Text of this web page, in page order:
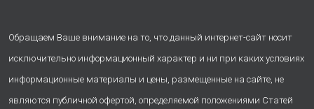
Обращаем Ваше внимание на то, что данный интернет-сайт носит
исключительно информационный характер и ни при каких условиях
информационные материалы и цены, размещенные на сайте, не
являются публичной офертой, определяемой положениями Статей